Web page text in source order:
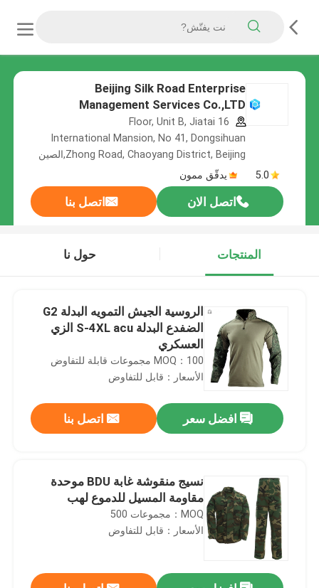
Beijing Silk Road Enterprise
Management Services Co.,LTD
16 Floor, Unit B, Jiatai
International Mansion, No 41, Dongsihuan
Zhong Road, Chaoyang District, Beijing,الصين
5.0
يدقّق ممون
اتصل الان اتصل بنا
المنتجات حول نا
الروسية الجيش التمويه البدلة G2
الضفدع البدلة S-4XL acu الزي
العسكري
MOQ：100 مجموعات قابلة للتفاوض
الأسعار：قابل للتفاوض
افضل سعر اتصل بنا
نسيج منقوشة غابة BDU موحدة
مقاومة المسيل للدموع لهب
MOQ：مجموعات 500
الأسعار：قابل للتفاوض